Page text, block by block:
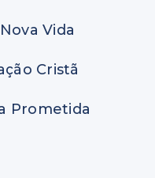
Vida
Cristã
Prometida